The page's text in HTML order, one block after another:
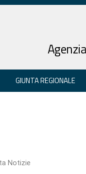
GIUNTA REGIONALE
Notizie